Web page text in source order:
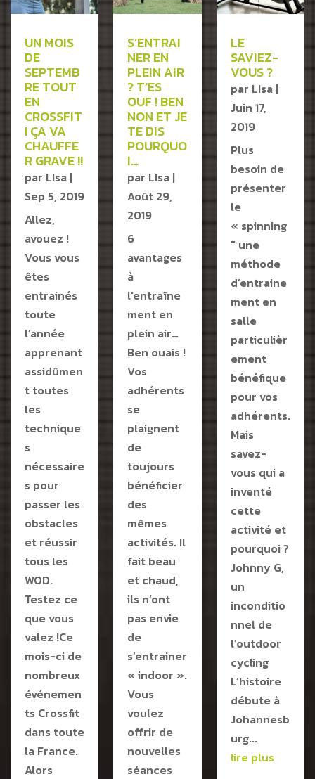
UN MOIS
DE
SEPTEMB
RE TOUT
EN
CROSSFIT
! ÇA VA
CHAUFFE
R GRAVE !!
par LIsa |
Sep 5, 2019
Allez,
avouez !
Vous vous
êtes
entrainés
toute
l’année
apprenant
assidûmen
t toutes
les
technique
s
nécessaire
s pour
passer les
obstacles
et réussir
tous les
WOD.
Testez ce
que vous
valez !Ce
mois-ci de
nombreux
événemen
ts Crossfit
dans toute
la France.
Alors
S’ENTRAI
NER EN
PLEIN AIR
? T’ES
OUF ! BEN
NON ET JE
TE DIS
POURQUO
I…
par LIsa |
Août 29,
2019
6
avantages
à
l'entraîne
ment en
plein air…
Ben ouais !
Vos
adhérents
se
plaignent
de
toujours
bénéficier
des
mêmes
activités. Il
fait beau
et chaud,
ils n’ont
pas envie
de
s’entrainer
« indoor ».
Vous
voulez
offrir de
nouvelles
séances
LE
SAVIEZ-
VOUS ?
par LIsa|
Juin 17,
2019
Plus
besoin de
présenter
le
« spinning
" une
méthode
d’entraine
ment en
salle
particulièr
ement
bénéfique
pour vos
adhérents.
Mais
savez-
vous qui a
inventé
cette
activité et
pourquoi ?
Johnny G,
un
inconditio
nnel de
l’outdoor
cycling
L’histoire
débute à
Johannesb
urg...
lire plus